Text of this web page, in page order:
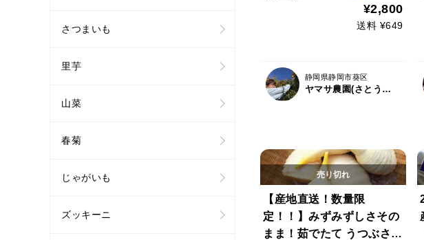
¥2,800
送料 ¥649
静岡県静岡市葵区
ヤマサ農園(さとうさんち)
【産地直送！数量限
定！！】みずみずしさその
まま！茹でたて うつぶさの
さつまいも
里芋
山菜
春菊
じゃがいも
ズッキーニ